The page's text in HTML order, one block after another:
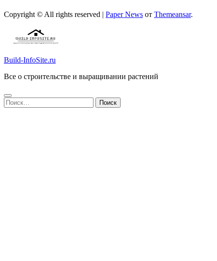
Copyright © All rights reserved | Paper News от Themeansar.
Build-InfoSite.ru
Все о строительстве и выращивании растений
Найти: